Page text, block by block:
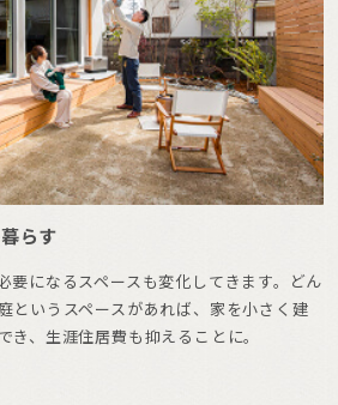
らす
要になるスペースも変化してきます。どん
というスペースがあれば、家を小さく建
き、生涯住居費も抑えることに。